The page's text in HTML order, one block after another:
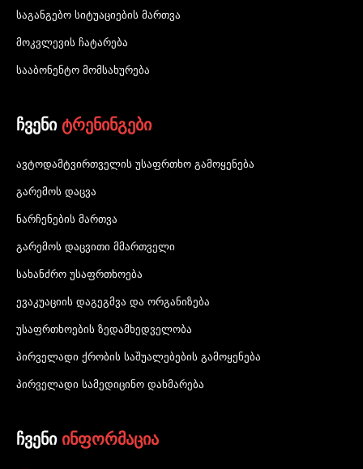
საგანგებო სიტუაციების მართვა
მოკვლევის ჩატარება
სააბონენტო მომსახურება
ჩვენი ტრენინგები
ავტოდამტვირთველის უსაფრთხო გამოყენება
გარემოს დაცვა
ნარჩენების მართვა
გარემოს დაცვითი მმართველი
სახანძრო უსაფრთხოება
ევაკუაციის დაგეგმვა და ორგანიზება
უსაფრთხოების ზედამხედველობა
პირველადი ქრობის საშუალებების გამოყენება
პირველადი სამედიცინო დახმარება
ჩვენი ინფორმაცია